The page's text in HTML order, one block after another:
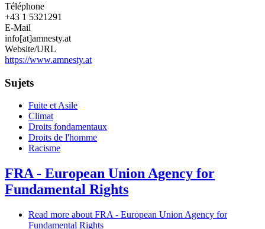
Téléphone
+43 1 5321291
E-Mail
info[at]amnesty.at
Website/URL
https://www.amnesty.at
Sujets
Fuite et Asile
Climat
Droits fondamentaux
Droits de l'homme
Racisme
FRA - European Union Agency for
Fundamental Rights
Read more about FRA - European Union Agency for
Fundamental Rights